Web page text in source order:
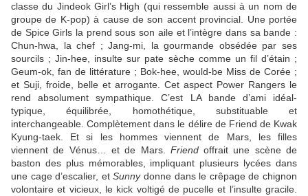
classe du Jindeok Girl’s High (qui ressemble aussi à un nom de
groupe de K-pop) à cause de son accent provincial. Une portée
de Spice Girls la prend sous son aile et l’intègre dans sa bande :
Chun-hwa, la chef ; Jang-mi, la gourmande obsédée par ses
sourcils ; Jin-hee, insulte sur pate sèche comme un fil d’étain ;
Geum-ok, fan de littérature ; Bok-hee, would-be Miss de Corée ;
et Suji, froide, belle et arrogante. Cet aspect Power Rangers le
rend absolument sympathique. C’est LA bande d’ami idéal-
typique, équilibrée, homothétique, substituable et
interchangeable. Complètement dans le délire de Friend de Kwak
Kyung-taek. Et si les hommes viennent de Mars, les filles
viennent de Vénus… et de Mars. Friendoffrait une scène de
baston des plus mémorables, impliquant plusieurs lycées dans
une cage d’escalier, etSunnydonne dans le crêpage de chignon
volontaire et vicieux, le kick voltigé de pucelle et l’insulte gracile.